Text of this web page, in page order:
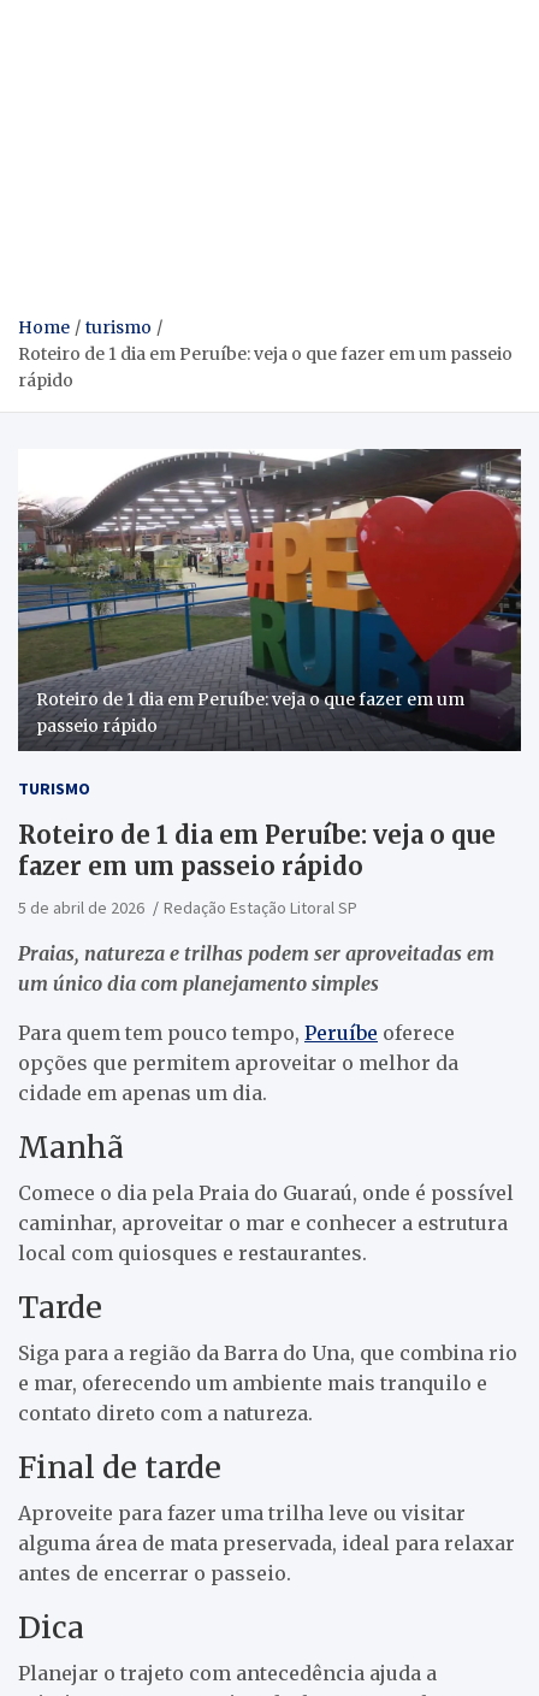
Home
turismo
Roteiro de 1 dia em Peruíbe: veja o que fazer em um passeio
rápido
Roteiro de 1 dia em Peruíbe: veja o que fazer em um
passeio rápido
TURISMO
Roteiro de 1 dia em Peruíbe: veja o que
fazer em um passeio rápido
5 de abril de 2026 Redação Estação Litoral SP
Praias, natureza e trilhas podem ser aproveitadas em
um único dia com planejamento simples
Para quem tem pouco tempo, Peruíbe oferece
opções que permitem aproveitar o melhor da
cidade em apenas um dia.
Manhã
Comece o dia pela Praia do Guaraú, onde é possível
caminhar, aproveitar o mar e conhecer a estrutura
local com quiosques e restaurantes.
Tarde
Siga para a região da Barra do Una, que combina rio
e mar, oferecendo um ambiente mais tranquilo e
contato direto com a natureza.
Final de tarde
Aproveite para fazer uma trilha leve ou visitar
alguma área de mata preservada, ideal para relaxar
antes de encerrar o passeio.
Dica
Planejar o trajeto com antecedência ajuda a